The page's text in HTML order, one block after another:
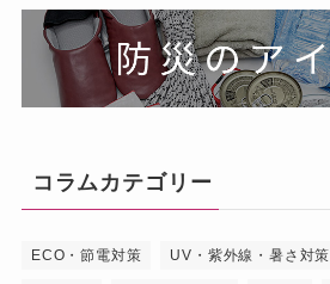
コラムカテゴリー
ECO・節電対策 UV・紫外線・暑さ対策